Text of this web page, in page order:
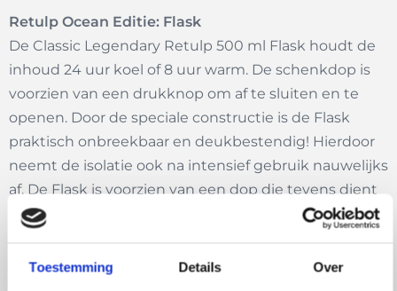
Toestemming Details Over
Retulp Ocean Editie: Flask
De Classic Legendary Retulp 500 ml Flask houdt de
inhoud 24 uur koel of 8 uur warm. De schenkdop is
voorzien van een drukknop om af te sluiten en te
openen. Door de speciale constructie is de Flask
praktisch onbreekbaar en deukbestendig! Hierdoor
neemt de isolatie ook na intensief gebruik nauwelijks
af. De Flask is voorzien van een dop die tevens dient
als drinkbeker. Deze thermosfles is 100% lekvrij,
koude dranken blijven 24 uur koel.